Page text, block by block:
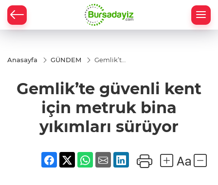
Anasayfa GÜNDEM
Gemlik’te
metruk
bina
yıkımları
sürüyor
Gemlik’te güvenli kent
için metruk bina
yıkımları sürüyor